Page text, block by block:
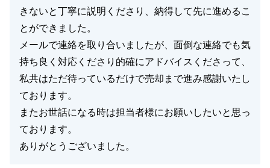
きないと丁寧に説明くださり、納得して先に進めるこ
とができました。
メールで連絡を取り合いましたが、面倒な連絡でも気
持ち良く対応くださり的確にアドバイスくださって、
私共はただ待っているだけで売却まで進み感謝いたし
ております。
またお世話になる時は担当者様にお願いしたいと思っ
ております。
ありがとうございました。